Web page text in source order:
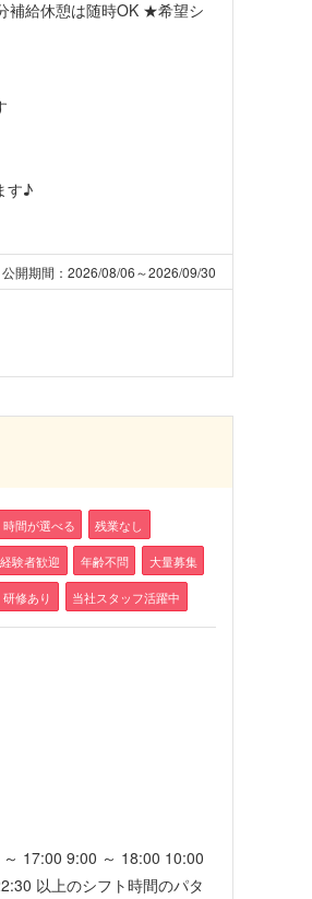
補給休憩は随時OK ★希望シ
す♪
公開期間：2026/08/06～2026/09/30
間が選べる 残業なし
経験者歓迎 年齢不問 大量募集
研修あり 当社スタッフ活躍中
17:00 9:00 ～ 18:00 10:00
以上のシフト時間のパタ